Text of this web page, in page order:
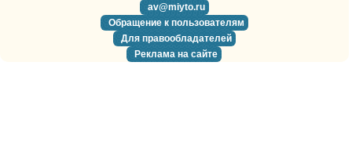
av@miyto.ru
Обращение к пользователям
Для правообладателей
Реклама на сайте